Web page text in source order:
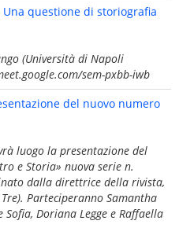
questione di storiografia
(Università di Napoli
sem-pxbb-iwb
del nuovo numero
luogo la presentazione del
e Storia» nuova serie n.
dalla direttrice della rivista,
Parteciperanno Samantha
Doriana Legge e Raffaella